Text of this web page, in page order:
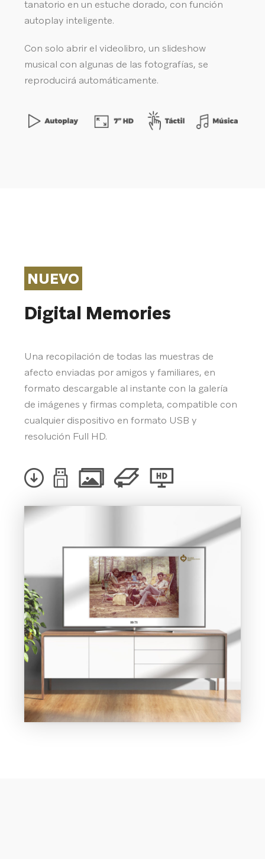
tanatorio en un estuche dorado, con función
autoplay inteligente.
Con solo abrir el videolibro, un slideshow
musical con algunas de las fotografías, se
reproducirá automáticamente.
NUEVO
Digital Memories
Una recopilación de todas las muestras de
afecto enviadas por amigos y familiares, en
formato descargable al instante con la galería
de imágenes y firmas completa, compatible con
cualquier dispositivo en formato USB y
resolución Full HD.